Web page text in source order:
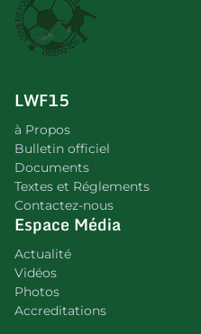
LWF15
à Propos
Bulletin officiel
Documents
Textes et Réglements
Contactez-nous
Espace Média
Actualité
Vidéos
Photos
Accreditations